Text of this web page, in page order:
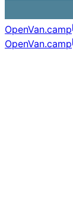
OpenVan.camp
OpenVan.camp